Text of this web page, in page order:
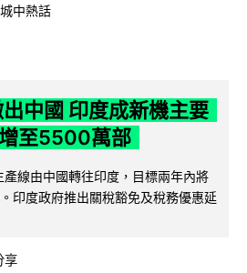
城中熱話
中國 印度成新機主要
至5500萬部
線由中國轉往印度，目標兩年內將
印度政府推出關稅豁免及稅務優惠延
享